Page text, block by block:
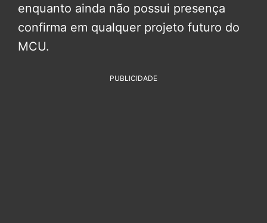
enquanto ainda não possui presença
confirma em qualquer projeto futuro do
MCU.
PUBLICIDADE